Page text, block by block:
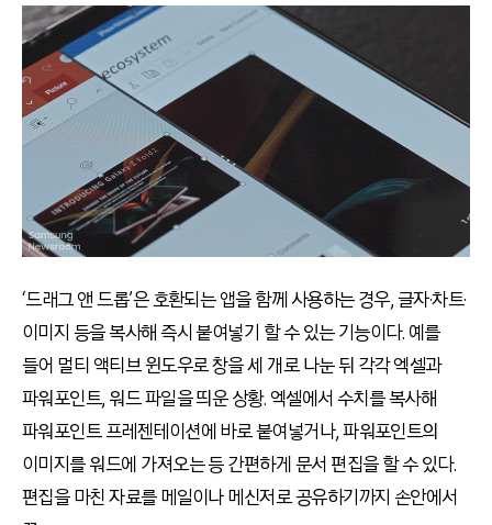
‘드래그 앤 드롭’은 호환되는 앱을 함께 사용하는 경우, 글자·차트·
이미지 등을 복사해 즉시 붙여넣기 할 수 있는 기능이다. 예를
들어 멀티 액티브 윈도우로 창을 세 개로 나눈 뒤 각각 엑셀과
파워포인트, 워드 파일을 띄운 상황. 엑셀에서 수치를 복사해
파워포인트 프레젠테이션에 바로 붙여넣거나, 파워포인트의
이미지를 워드에 가져오는 등 간편하게 문서 편집을 할 수 있다.
편집을 마친 자료를 메일이나 메신저로 공유하기까지 손안에서